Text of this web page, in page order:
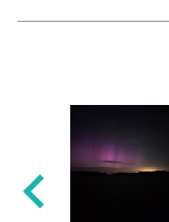
15. Juni 2024 -Treffen in Biedrzychowice Dolne - Friedersdorf